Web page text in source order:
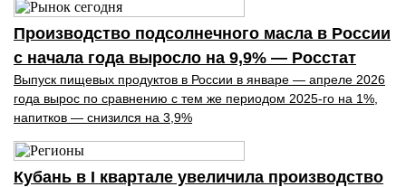
Производство подсолнечного масла в России
с начала года выросло на 9,9% — Росстат
Выпуск пищевых продуктов в России в январе — апреле 2026
года вырос по сравнению с тем же периодом 2025-го на 1%,
напитков — снизился на 3,9%
Кубань в I квартале увеличила производство